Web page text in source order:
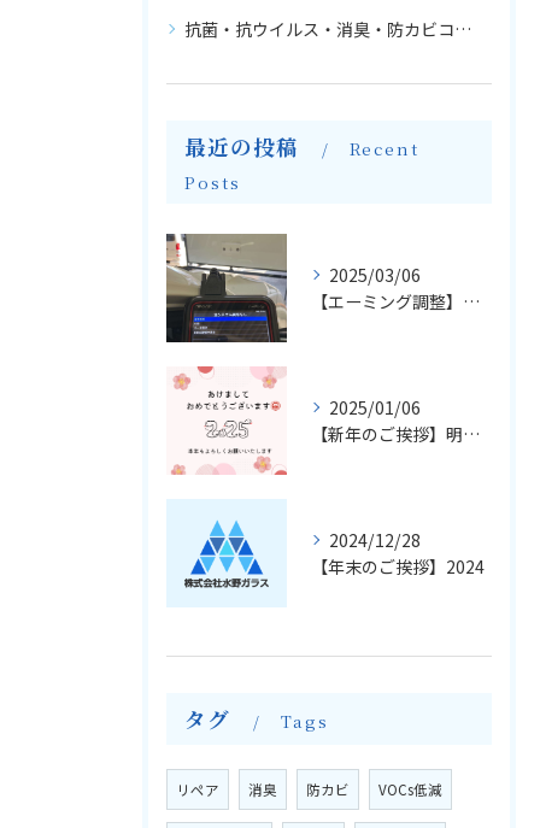
抗菌・抗ウイルス・消臭・防カビコーティング
最近の投稿
Recent
Posts
2025/03/06
【エーミング調整】輸入車のフロントガラス交換とエーミングについて
2025/01/06
【新年のご挨拶】明けましておめでとうございます
2024/12/28
【年末のご挨拶】2024
タグ Tags
リペア 消臭 防カビ VOCs低減